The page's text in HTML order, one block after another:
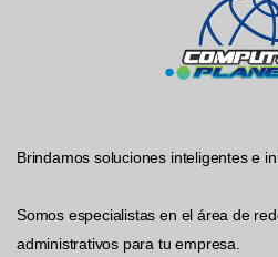
Brindamos soluciones inteligentes e
Somos especialistas en el área de
administrativos para tu empresa.